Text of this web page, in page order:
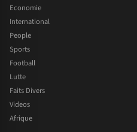
Economie
International
People
Sports
Football
Lutte
Faits Divers
Videos
Afrique